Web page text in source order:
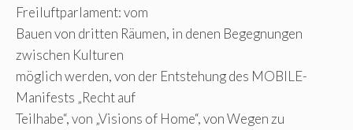
Freiluftparlament: vom
Bauen von dritten Räumen, in denen Begegnungen
zwischen Kulturen
möglich werden, von der Entstehung des MOBILE-
Manifests „Recht auf
Teilhabe“, von „Visions of Home“, von Wegen zu